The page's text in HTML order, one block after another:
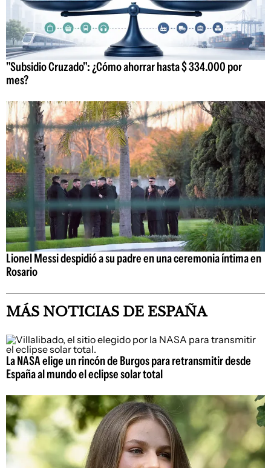
"Subsidio Cruzado": ¿Cómo ahorrar hasta $ 334.000 por
mes?
Lionel Messi despidió a su padre en una ceremonia íntima en
Rosario
MÁS NOTICIAS DE ESPAÑA
La NASA elige un rincón de Burgos para retransmitir desde
España al mundo el eclipse solar total